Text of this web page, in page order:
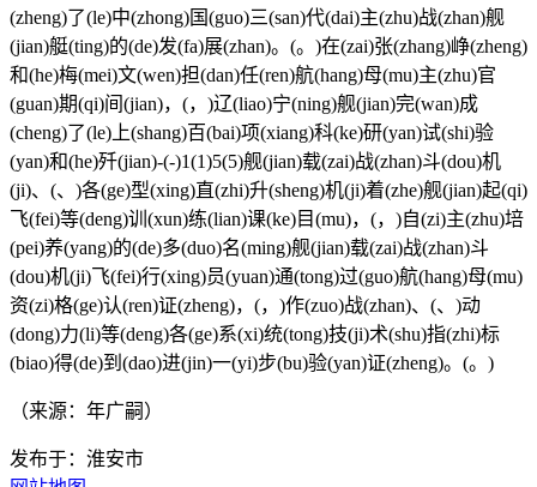
(zheng)了(le)中(zhong)国(guo)三(san)代(dai)主(zhu)战(zhan)舰
(jian)艇(ting)的(de)发(fa)展(zhan)。(。)在(zai)张(zhang)峥(zheng)
和(he)梅(mei)文(wen)担(dan)任(ren)航(hang)母(mu)主(zhu)官
(guan)期(qi)间(jian)，(，)辽(liao)宁(ning)舰(jian)完(wan)成
(cheng)了(le)上(shang)百(bai)项(xiang)科(ke)研(yan)试(shi)验
(yan)和(he)歼(jian)-(-)1(1)5(5)舰(jian)载(zai)战(zhan)斗(dou)机
(ji)、(、)各(ge)型(xing)直(zhi)升(sheng)机(ji)着(zhe)舰(jian)起(qi)
飞(fei)等(deng)训(xun)练(lian)课(ke)目(mu)，(，)自(zi)主(zhu)培
(pei)养(yang)的(de)多(duo)名(ming)舰(jian)载(zai)战(zhan)斗
(dou)机(ji)飞(fei)行(xing)员(yuan)通(tong)过(guo)航(hang)母(mu)
资(zi)格(ge)认(ren)证(zheng)，(，)作(zuo)战(zhan)、(、)动
(dong)力(li)等(deng)各(ge)系(xi)统(tong)技(ji)术(shu)指(zhi)标
(biao)得(de)到(dao)进(jin)一(yi)步(bu)验(yan)证(zheng)。(。)
（来源：年广嗣）
发布于：淮安市